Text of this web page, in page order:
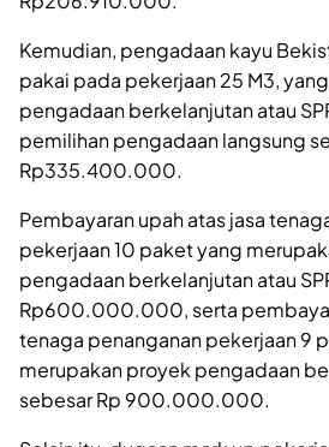
Kemudian, pengadaan kayu
pakai pada pekerjaan 25 M3,
pengadaan berkelanjutan atau
pemilihan pengadaan langsung
Rp335.400.000.
Pembayaran upah atas jasa
pekerjaan 10 paket yang
pengadaan berkelanjutan atau
Rp600.000.000, serta
tenaga penanganan pekerjaan 9
merupakan proyek pengadaan
sebesar Rp 900.000.000.